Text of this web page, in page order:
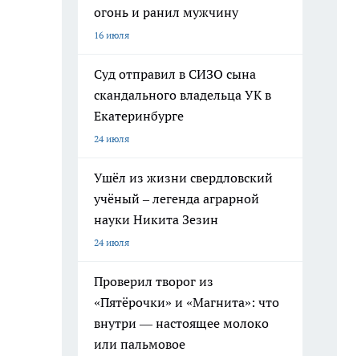
огонь и ранил мужчину
16 июля
Суд отправил в СИЗО сына
скандального владельца УК в
Екатеринбурге
24 июля
Ушёл из жизни свердловский
учёный – легенда аграрной
науки Никита Зезин
24 июля
Проверил творог из
«Пятёрочки» и «Магнита»: что
внутри — настоящее молоко
или пальмовое